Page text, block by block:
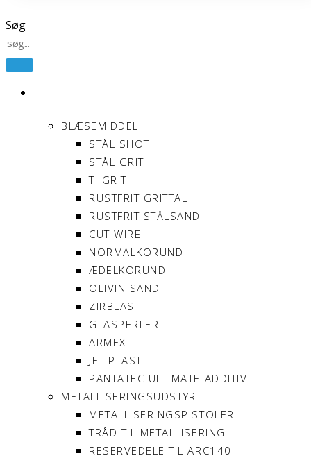
Søg
BLÆSEMIDDEL
STÅL SHOT
STÅL GRIT
TI GRIT
RUSTFRIT GRITTAL
RUSTFRIT STÅLSAND
CUT WIRE
NORMALKORUND
ÆDELKORUND
OLIVIN SAND
ZIRBLAST
GLASPERLER
ARMEX
JET PLAST
PANTATEC ULTIMATE ADDITIV
METALLISERINGSUDSTYR
METALLISERINGSPISTOLER
TRÅD TIL METALLISERING
RESERVEDELE TIL ARC140